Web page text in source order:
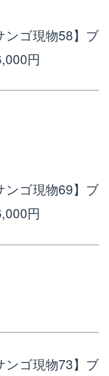
ンゴ現物58】ブ
円
ンゴ現物69】ブ
円
ンゴ現物73】ブ